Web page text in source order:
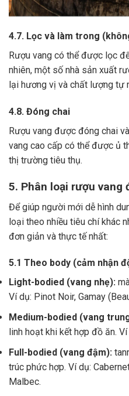
4.7. Lọc và làm trong
Rượu vang có thể được lọc
nhiên, một số nhà sản xuất
lại hương vị và chất lượng tự
4.8. Đóng chai
Rượu vang được đóng chai
vang cao cấp có thể được ủ
thị trường tiêu thụ.
5. Phân loại rượu vang
Để giúp người mới dễ hình
loại theo nhiều tiêu chí khác
đơn giản và thực tế nhất:
5.1 Theo body (cảm nhận
Light-bodied (vang nhẹ):
Ví dụ: Pinot Noir, Gamay
Medium-bodied (vang
linh hoạt khi kết hợp đồ ăn.
Full-bodied (vang đậm):
trúc phức hợp. Ví dụ:
Malbec.